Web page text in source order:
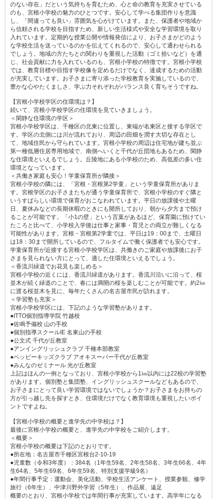
のない存在」だという気持ちを育むため、心と命の教育を充実させている
のも、宮根小学校の魅力のひとつです。安心して学べる集団作りを意識
し、「間違っても良い」雰囲気を心がけています。また、保護者や地域か
ら信頼される学校を目指すため、新しい生活様式や安全な学習環境を取り
入れています。定期的な授業公開や情報発信により、お子さまがどのよう
な学校生活を送っているのかを伝えてくれるので、安心して通わせられる
でしょう。地域の方たちとの関わりを重視した活動（ゴミ拾いなど）を通
じ、社会貢献に力を入れているのも、宮根小学校の特徴です。宮根小学校
では、教育目標や目指す学校像を定めるだけでなく、達成するための活動
が充実しています。お子さまに寄り添った学校教育を実施しているので、
豊かな心やたくましさ、学ぶ力それぞれがバランス良く育ちそうですね。
【宮根小学校学区の住環境は？】
続いて、宮根小学校学区の住環境を見ていきましょう。
＜閑静な住環境の学区＞
宮根小学校学区は、千種区の北東に位置し、東端が名東区と接する学区で
す。学区の北側には川が流れており、周辺の田畑を潤す大切な存在とし
て、地域住民から守られています。宮根小学校の周辺は住宅地が建ち並ぶ
第一種低層住居専用地域で、南側へいくと千代が丘団地もあるため、閑静
な住環境といえるでしょう。丘陵地にある小学校のため、高低差の多い住
環境となっています。
＜共働き家庭も安心！学童保育所が隣接＞
宮根小学校の隣には、「宮根・宮根第2学童」という学童保育所がありま
す。宮根学区のお子さまたちが通う学童保育所で、宮根小学校のすぐ隣と
いうすばらしい環境で保育がおこなわれています。平日の放課後や土曜
日、夏休みなどの長期休暇のときにも開所しており、朝から夕方まで預け
ることが可能です。「小1の壁」という言葉があるほど、保育園に預けてい
たころと比べて、小学校入学後は仕事と家事・育児との両立が難しくなる
可能性があります。宮根・宮根第2学童では、平日は19：00まで、土曜日
は18：30まで開所しているので、フルタイムで働く保護者でも安心です。
学童保育所が近接する宮根小学校学区は、共働きのご家庭や放課後にお子
さまを見られない方にとって、適した住環境といえるでしょう。
＜香流川緑道でお花見も楽しめる＞
宮根小学校の近くには、香流川緑道があります。香流川沿いに沿って、桜
並木が続く緑道のことで、春には満開の桜を楽しむことが可能です。約2㎞
に渡る桜並木を見に、毎年たくさんの名古屋市民が訪れます。
＜学習塾も充実＞
宮根小学校学区には、下記のような学習塾があります。
●ITTO個別指導学院 竹越校
●佐鳴予備校 山の手校
●個別指導スクールIE 名東山の手校
●公文式 千代が丘教室
●アンイングリッシュクラブ 千種本部教室
●ペッピーキッズクラブ アオキスーパー千代が丘教室
●みんなのゼミナール 光が丘教室
上記はほんの一例となっており、宮根小学校から1㎞以内には22校の学習塾
があります。個別塾と集団塾、イングリッシュスクールなどもあるので、
お子さまにとって良い学習環境ではないでしょうか？お子さまをお持ちの
方が引っ越し先を探すとき、住環境だけでなく教育環境も重視したいポイ
ントですよね。
【宮根小学校の概要と進学先の中学校は？】
最後に宮根小学校の概要と、進学先の中学校をご紹介します。
＜概要＞
宮根小学校の概要は下記のとおりです。
●所在地：名古屋市千種区宮根台2-10-19
●児童数（令和3年度）：384名（1年生59名、2年生58名、3年生66名、4年
生64名、5年生69名、6年生59名、特別支援学級9名）
●年間行事予定：運動会、美化活動、学校生活アンケート、授業参観、修学
旅行（6年生）、中津川野外学習（5年生）、作品展、遠足
概要のとおり、宮根小学校では年間行事が充実しています。高学年になる